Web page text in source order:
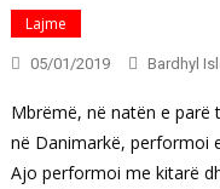
Lajme
05/01/2019 Bardhyl
Mbrëmë, në natën e
në Danimarkë, performoi
Ajo performoi me kitarë